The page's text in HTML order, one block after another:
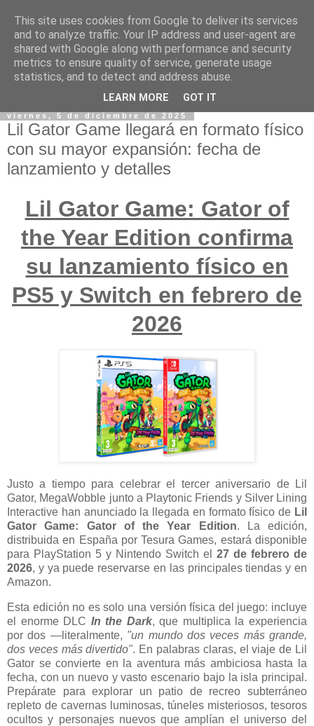
viernes, 5 de diciembre de 2025
Lil Gator Game llegará en formato físico
con su mayor expansión: fecha de
lanzamiento y detalles
Lil Gator Game: Gator of
the Year Edition confirma
su lanzamiento físico en
PS5 y Switch en febrero de
2026
Justo a tiempo para celebrar el tercer aniversario de Lil
Gator, MegaWobble junto a Playtonic Friends y Silver Lining
Interactive han anunciado la llegada en formato físico de Lil
Gator Game: Gator of the Year Edition. La edición,
distribuida en España por Tesura Games, estará disponible
para PlayStation 5 y Nintendo Switch el 27 de febrero de
2026, y ya puede reservarse en las principales tiendas y en
Amazon.
Esta edición no es solo una versión física del juego: incluye
el enorme DLC In the Dark, que multiplica la experiencia
por dos —literalmente, "un mundo dos veces más grande,
dos veces más divertido". En palabras claras, el viaje de Lil
Gator se convierte en la aventura más ambiciosa hasta la
fecha, con un nuevo y vasto escenario bajo la isla principal.
Prepárate para explorar un patio de recreo subterráneo
repleto de cavernas luminosas, túneles misteriosos, tesoros
ocultos y personajes nuevos que amplían el universo del
This site uses cookies from Google to deliver its services
and to analyze traffic. Your IP address and user-agent are
shared with Google along with performance and security
metrics to ensure quality of service, generate usage
statistics, and to detect and address abuse.
LEARN MORE GOT IT